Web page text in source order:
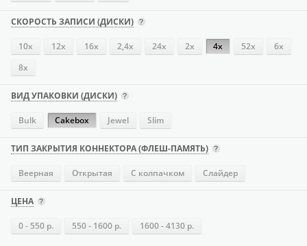
СКОРОСТЬ ЗАПИСИ (ДИСКИ)
10x 12x 16х 2,4x 24х 2x 4х 52х
6x
8x
ВИД УПАКОВКИ (ДИСКИ)
Bulk Cakebox Jewel Slim
ТИП ЗАКРЫТИЯ КОННЕКТОРА (ФЛЕШ-ПАМЯТЬ)
Веерная Открытая С колпачком Слайдер
ЦЕНА
0 - 550 р. 550 - 1600 р. 1600 - 4130 р.